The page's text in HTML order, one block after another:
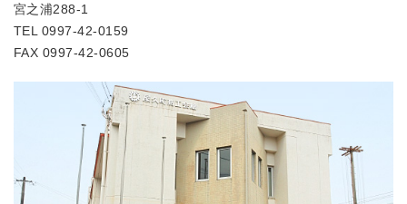
宮之浦288-1
TEL 0997-42-0159
FAX 0997-42-0605